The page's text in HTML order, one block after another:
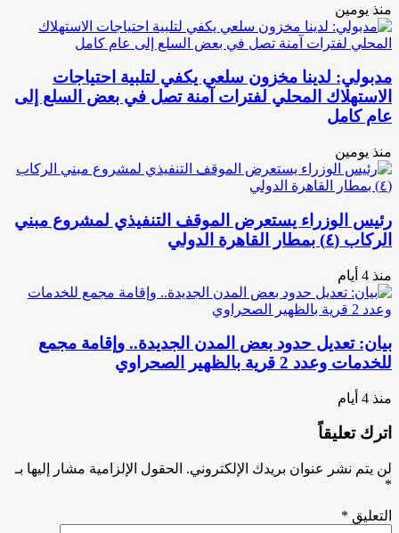
منذ يومين
مدبولي: لدينا مخزون سلعي يكفي لتلبية احتياجات
الاستهلاك المحلي لفترات آمنة تصل في بعض السلع إلى
عام كامل
منذ يومين
رئيس الوزراء يستعرض الموقف التنفيذي لمشروع مبني
الركاب (٤) بمطار القاهرة الدولي
منذ 4 أيام
بيان: تعديل حدود بعض المدن الجديدة.. وإقامة مجمع
للخدمات وعدد 2 قرية بالظهير الصحراوي
منذ 4 أيام
اترك تعليقاً
لن يتم نشر عنوان بريدك الإلكتروني. الحقول الإلزامية مشار إليها بـ
*
التعليق *